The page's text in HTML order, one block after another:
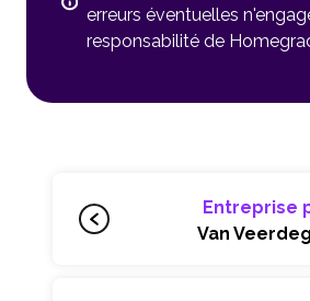
erreurs éventuelles
responsabilité de
Entreprise
Van